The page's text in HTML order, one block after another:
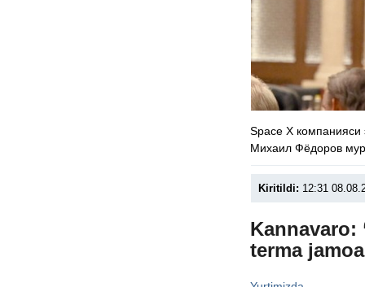
Space X компанияси
Михаил Фёдоров
Kiritildi: 12:31
Kannavaro:
terma